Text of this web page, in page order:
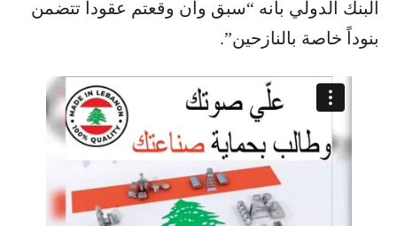
البنك الدولي بأنه “سبق وأن وقعتم عقوداً تتضمن
بنوداً خاصة بالنازحين”.